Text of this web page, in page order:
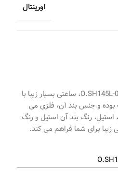
ساعت اورینتال زنانه کد O.SH145L-0009، ساعتی بسیار زیبا با
کلاسیک بوده و جنس بند آن، فلزی می
رنگ بند آن استیل و رنگ
برای شما فراهم می کند.
اورینتال